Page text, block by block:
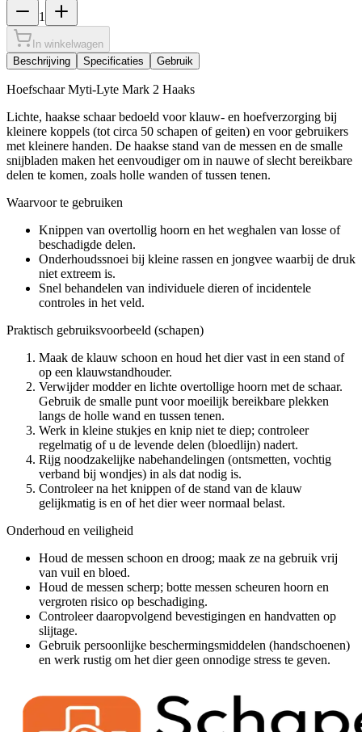
1
In winkelwagen
Beschrijving
Specificaties Gebruik
Hoefschaar Myti-Lyte Mark 2 Haaks
Lichte, haakse schaar bedoeld voor klauw- en hoefverzorging bij
kleinere koppels (tot circa 50 schapen of geiten) en voor gebruikers
met kleinere handen. De haakse stand van de messen en de smalle
snijbladen maken het eenvoudiger om in nauwe of slecht bereikbare
delen te komen, zoals holle wanden of tussen tenen.
Waarvoor te gebruiken
Knippen van overtollig hoorn en het weghalen van losse of
beschadigde delen.
Onderhoudssnoei bij kleine rassen en jongvee waarbij de druk
niet extreem is.
Snel behandelen van individuele dieren of incidentele
controles in het veld.
Praktisch gebruiksvoorbeeld (schapen)
Maak de klauw schoon en houd het dier vast in een stand of
op een klauwstandhouder.
Verwijder modder en lichte overtollige hoorn met de schaar.
Gebruik de smalle punt voor moeilijk bereikbare plekken
langs de holle wand en tussen tenen.
Werk in kleine stukjes en knip niet te diep; controleer
regelmatig of u de levende delen (bloedlijn) nadert.
Rijg noodzakelijke nabehandelingen (ontsmetten, vochtig
verband bij wondjes) in als dat nodig is.
Controleer na het knippen of de stand van de klauw
gelijkmatig is en of het dier weer normaal belast.
Onderhoud en veiligheid
Houd de messen schoon en droog; maak ze na gebruik vrij
van vuil en bloed.
Houd de messen scherp; botte messen scheuren hoorn en
vergroten risico op beschadiging.
Controleer daaropvolgend bevestigingen en handvatten op
slijtage.
Gebruik persoonlijke beschermingsmiddelen (handschoenen)
en werk rustig om het dier geen onnodige stress te geven.